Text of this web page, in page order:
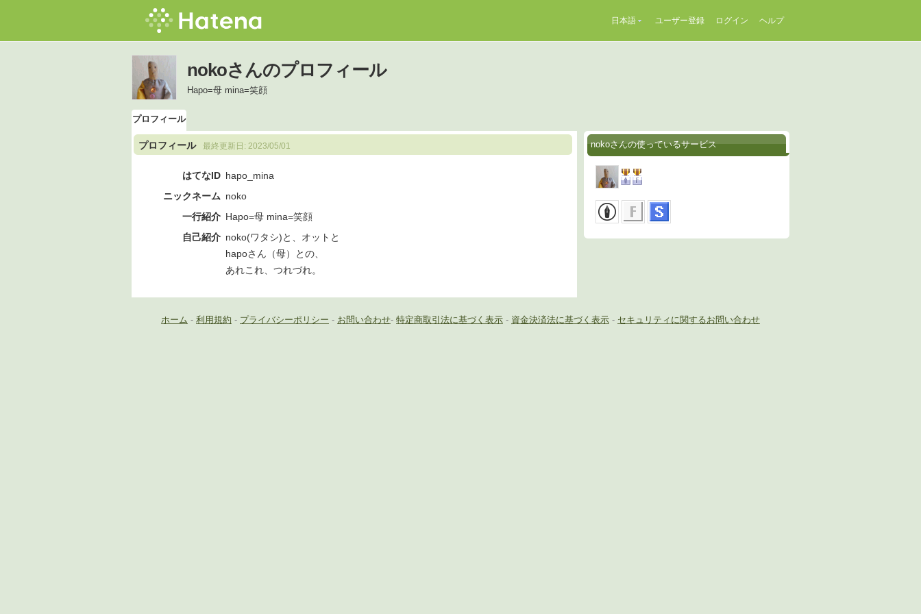
日本語 ユーザー登録 ログイン ヘルプ
nokoさんのプロフィール
Hapo=母 mina=笑顔
プロフィール
プロフィール 最終更新日: 2023/05/01
はてなID hapo_mina
ニックネーム noko
一行紹介 Hapo=母 mina=笑顔
自己紹介 noko(ワタシ)と、オットと
hapoさん（母）との、
あれこれ、つれづれ。
nokoさんの使っているサービス
ホーム - 利用規約 - プライバシーポリシー - お問い合わせ- 特定商取引法に基づく表示 - 資金決済法に基づく表示 - セキュリティに関するお問い合わせ